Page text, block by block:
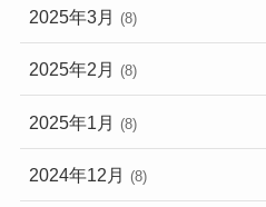
2025年3月 (8)
2025年2月 (8)
2025年1月 (8)
2024年12月 (8)